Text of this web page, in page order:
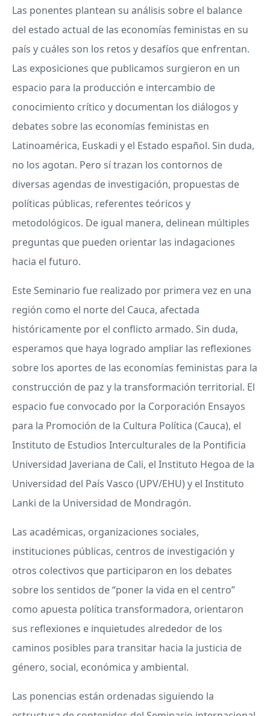
Las ponentes plantean su análisis sobre el balance
del estado actual de las economías feministas en su
país y cuáles son los retos y desafíos que enfrentan.
Las exposiciones que publicamos surgieron en un
espacio para la producción e intercambio de
conocimiento crítico y documentan los diálogos y
debates sobre las economías feministas en
Latinoamérica, Euskadi y el Estado español. Sin duda,
no los agotan. Pero sí trazan los contornos de
diversas agendas de investigación, propuestas de
políticas públicas, referentes teóricos y
metodológicos. De igual manera, delinean múltiples
preguntas que pueden orientar las indagaciones
hacia el futuro.
Este Seminario fue realizado por primera vez en una
región como el norte del Cauca, afectada
históricamente por el conflicto armado. Sin duda,
esperamos que haya logrado ampliar las reflexiones
sobre los aportes de las economías feministas para la
construcción de paz y la transformación territorial. El
espacio fue convocado por la Corporación Ensayos
para la Promoción de la Cultura Política (Cauca), el
Instituto de Estudios Interculturales de la Pontificia
Universidad Javeriana de Cali, el Instituto Hegoa de la
Universidad del País Vasco (UPV/EHU) y el Instituto
Lanki de la Universidad de Mondragón.
Las académicas, organizaciones sociales,
instituciones públicas, centros de investigación y
otros colectivos que participaron en los debates
sobre los sentidos de “poner la vida en el centro”
como apuesta política transformadora, orientaron
sus reflexiones e inquietudes alrededor de los
caminos posibles para transitar hacia la justicia de
género, social, económica y ambiental.
Las ponencias están ordenadas siguiendo la